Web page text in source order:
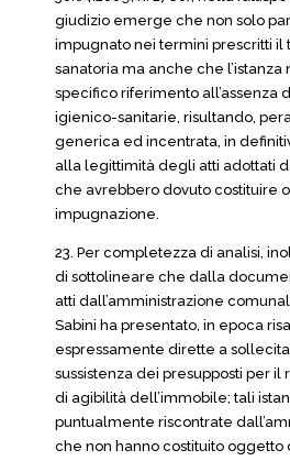
giudizio emerge che non solo
impugnato nei termini prescritti il
sanatoria ma anche che
specifico riferimento all’assenza
igienico-sanitarie, risultando,
generica ed incentrata, in
alla legittimità degli atti adottati
che avrebbero dovuto costituire
impugnazione.
23. Per completezza di analisi,
di sottolineare che dalla
atti dall’amministrazione
Sabini ha presentato, in epoca
espressamente dirette a
sussistenza dei presupposti per
di agibilità dell’immobile; tali
puntualmente riscontrate
che non hanno costituito oggetto